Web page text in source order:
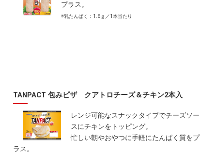
プラス。
※乳たんぱく：1.6ｇ／1本当たり
TANPACT 包みピザ クアトロチーズ＆チキン2本入
レンジ可能なスナックタイプでチーズソー
スにチキンをトッピング。
忙しい朝やおやつに手軽にたんぱく質をプ
ラス。